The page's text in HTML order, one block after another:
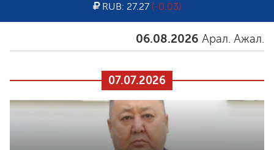
RUB: 27.27 (-0.03)
06.08.2026 Арал. Ажал.
07.07.2026